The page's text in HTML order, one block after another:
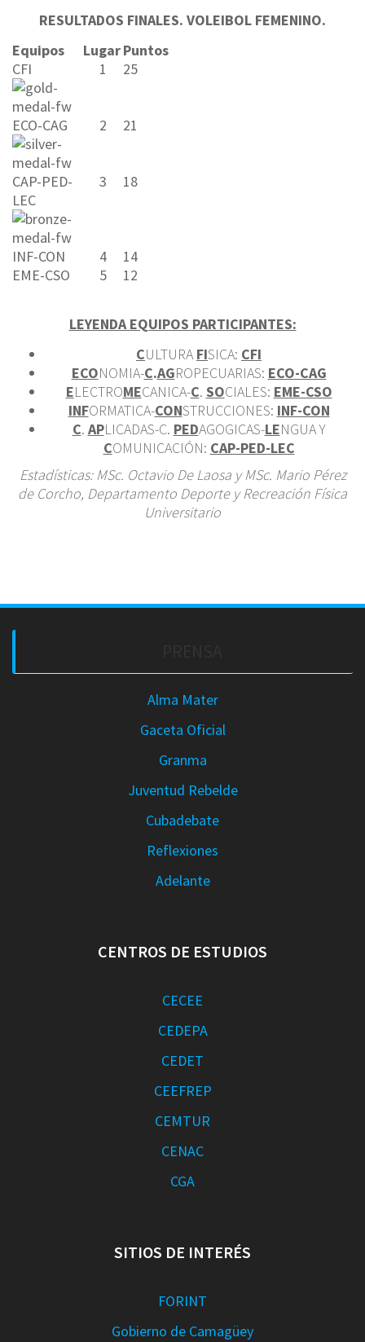
RESULTADOS FINALES. VOLEIBOL FEMENINO.
Equipos
LugarPuntos
CFI
1 25
ECO-CAG 2 21
CAP-PED-
LEC
3 18
INF-CON 4
14
EME-CSO
5 12
LEYENDA EQUIPOS PARTICIPANTES:
CULTURAFISICA: CFI
ECONOMIA-C.AGROPECUARIAS: ECO-CAG
ELECTROMECANICA-C. SOCIALES: EME-CSO
INFORMATICA-CONSTRUCCIONES: INF-CON
C. APLICADAS-C. PEDAGOGICAS-LENGUA Y
COMUNICACIÓN: CAP-PED-LEC
Estadísticas: MSc. Octavio De Laosa y MSc. Mario Pérez
de Corcho, Departamento Deporte y Recreación Física
Universitario
Alma Mater
Gaceta Oficial
Granma
Juventud Rebelde
Cubadebate
Reflexiones
Adelante
CENTROS DE ESTUDIOS
CECEE
CEDEPA
CEDET
CEEFREP
CEMTUR
CENAC
CGA
SITIOS DE INTERÉS
FORINT
Gobierno de Camagüey